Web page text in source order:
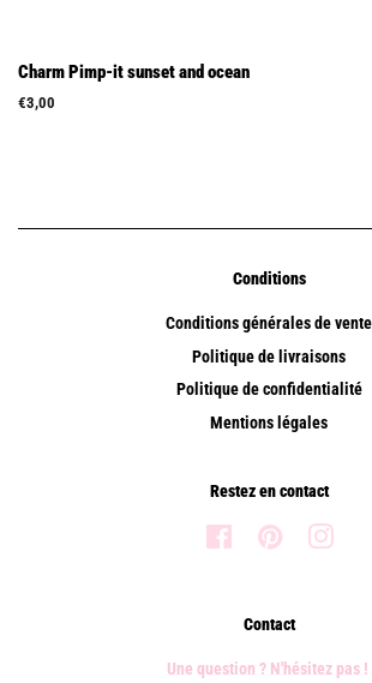
Charm Pimp-it sunset and ocean
Prix
€3,00
Conditions
Conditions générales de vente
Politique de livraisons
Politique de confidentialité
Mentions légales
Restez en contact
Facebook Pinterest
Contact
Une question ? N'hésitez pas !